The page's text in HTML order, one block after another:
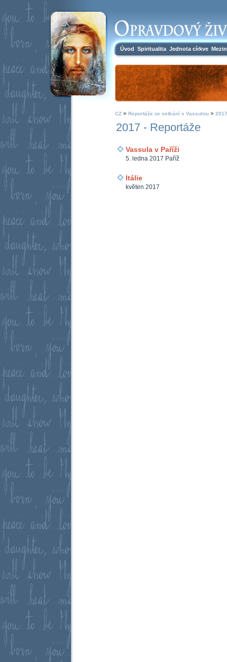
Úvod Spiritualita Jednota církve
CZ » Reportáže ze setkání s Vassulou »
2017 - Reportáže
Vassula v Paříži
5. ledna 2017 Paříž
Itálie
květen 2017